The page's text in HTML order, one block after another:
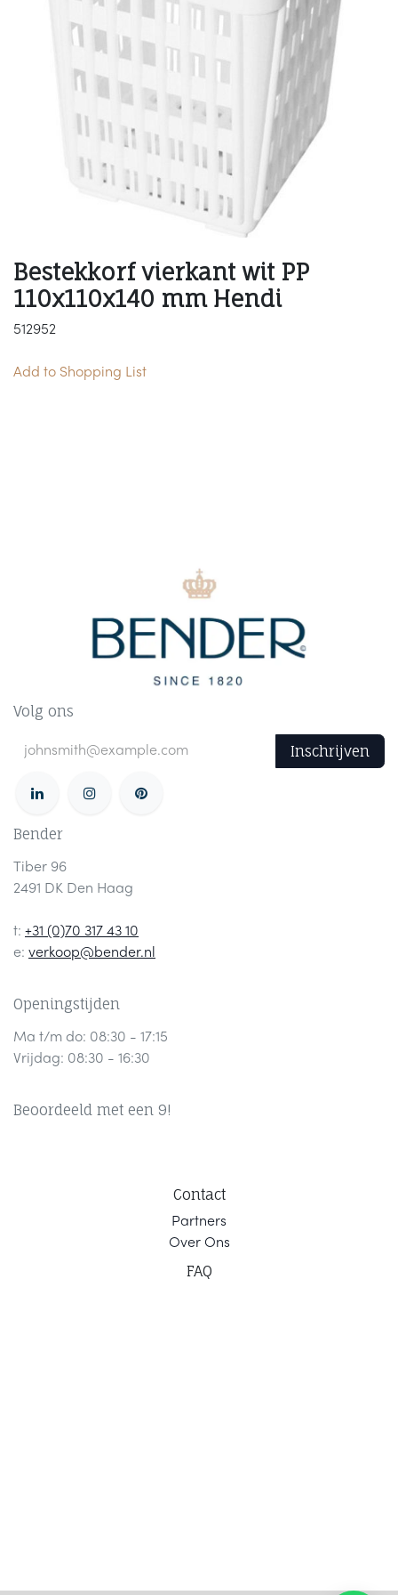
Bestekkorf vierkant wit PP
110x110x140 mm Hendi
512952
Add to Shopping List
Volg ons
Inschrijven
Bender
Tiber 96
2491 DK Den Haag
t: +31 (0)70 317 43 10
e: verkoop@bender.nl
Openingstijden
Ma t/m do: 08:30 - 17:15
Vrijdag: 08:30 - 16:30
Beoordeeld met een 9!
Contact
Partners
Over Ons
FAQ